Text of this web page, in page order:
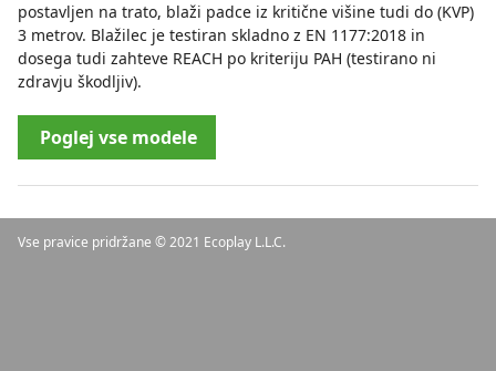
postavljen na trato, blaži padce iz kritične višine tudi do (KVP)
3 metrov. Blažilec je testiran skladno z EN 1177:2018 in
dosega tudi zahteve REACH po kriteriju PAH (testirano ni
zdravju škodljiv).
Poglej vse modele
Vse pravice pridržane © 2021 Ecoplay L.L.C.